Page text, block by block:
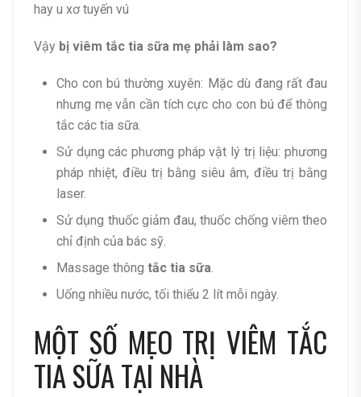
hay u xơ tuyến vú
Vậy bị viêm tắc tia sữa mẹ phải làm sao?
Cho con bú thường xuyên: Mặc dù đang rất đau
nhưng mẹ vẫn cần tích cực cho con bú để thông
tắc các tia sữa.
Sử dụng các phương pháp vật lý trị liệu: phương
pháp nhiệt, điều trị bằng siêu âm, điều trị bằng
laser.
Sử dụng thuốc giảm đau, thuốc chống viêm theo
chỉ định của bác sỹ.
Massage thông tắc tia sữa
Uống nhiều nước, tối thiểu 2 lít mỗi ngày.
MỘT SỐ MẸO TRỊ VIÊM TẮC
TIA SỮA TẠI NHÀ